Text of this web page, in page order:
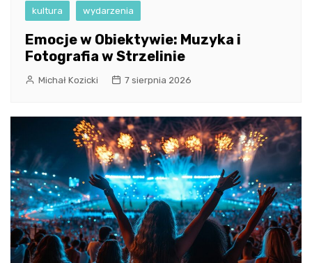
kultura wydarzenia
Emocje w Obiektywie: Muzyka i
Fotografia w Strzelinie
Michał Kozicki 7 sierpnia 2026